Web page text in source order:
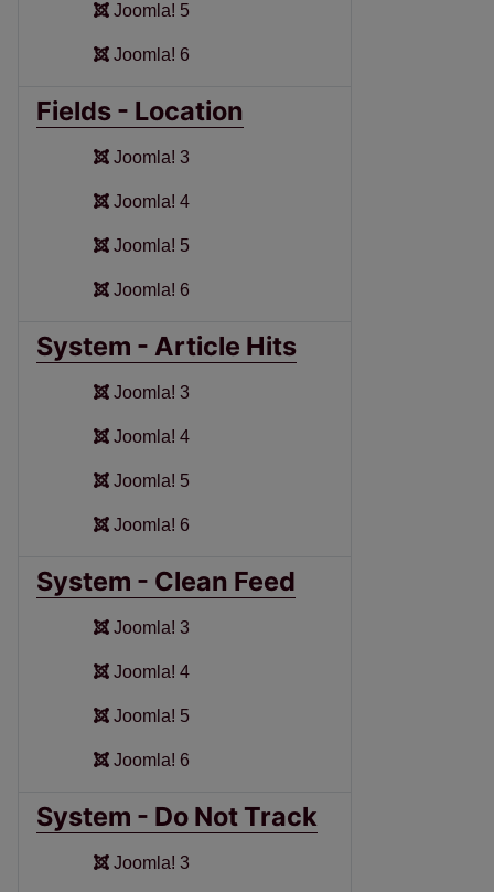
Joomla! 5
Joomla! 6
Fields - Location
Joomla! 3
Joomla! 4
Joomla! 5
Joomla! 6
System - Article Hits
Joomla! 3
Joomla! 4
Joomla! 5
Joomla! 6
System - Clean Feed
Joomla! 3
Joomla! 4
Joomla! 5
Joomla! 6
System - Do Not Track
Joomla! 3